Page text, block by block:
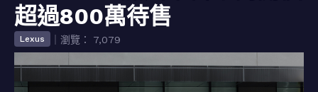
超過800萬待售
Lexus ｜瀏覽： 7,079